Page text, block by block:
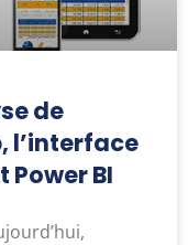
de
l’interface
Power BI